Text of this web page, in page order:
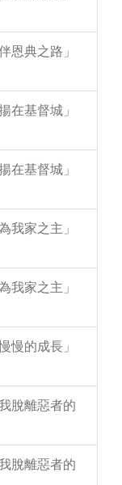
恩典之路」
在基督城」
在基督城」
我家之主」
我家之主」
慢的成長」
脫離惡者的
脫離惡者的